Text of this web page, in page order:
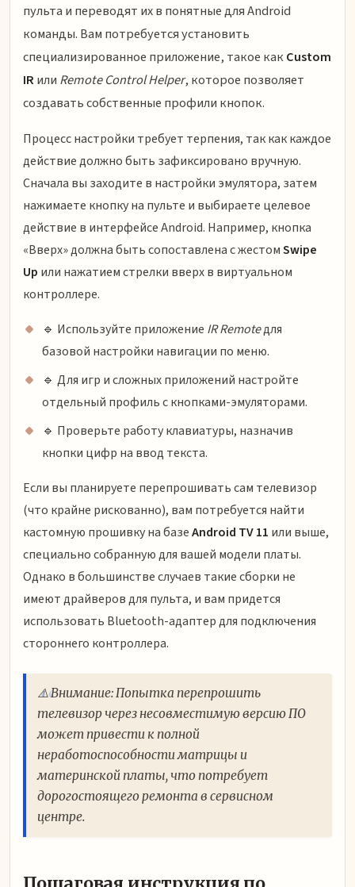
пульта и переводят их в понятные для Android
команды. Вам потребуется установить
специализированное приложение, такое как Custom
IR или Remote Control Helper, которое позволяет
создавать собственные профили кнопок.
Процесс настройки требует терпения, так как каждое
действие должно быть зафиксировано вручную.
Сначала вы заходите в настройки эмулятора, затем
нажимаете кнопку на пульте и выбираете целевое
действие в интерфейсе Android. Например, кнопка
«Вверх» должна быть сопоставлена с жестомSwipe
Up или нажатием стрелки вверх в виртуальном
контроллере.
🔹 Используйте приложение IR Remoteдля
базовой настройки навигации по меню.
🔹 Для игр и сложных приложений настройте
отдельный профиль с кнопками-эмуляторами.
🔹 Проверьте работу клавиатуры, назначив
кнопки цифр на ввод текста.
Если вы планируете перепрошивать сам телевизор
(что крайне рискованно), вам потребуется найти
кастомную прошивку на базеAndroid TV 11 или выше,
специально собранную для вашей модели платы.
Однако в большинстве случаев такие сборки не
имеют драйверов для пульта, и вам придется
использовать Bluetooth-адаптер для подключения
стороннего контроллера.
⚠️ Внимание: Попытка перепрошить
телевизор через несовместимую версию ПО
может привести к полной
неработоспособности матрицы и
материнской платы, что потребует
дорогостоящего ремонта в сервисном
центре.